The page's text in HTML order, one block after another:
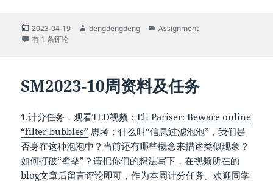
发
布
2023-04-19
作
dengdengdeng
分
Assignment
TED观后感
有 1 条评论
SM2023-10周资料及任务
1.计分任务，观看TED视频：Eli Pariser: Beware online
“filter bubbles” 思考：什么叫“信息过滤泡泡”，我们是
否身在这种泡泡中？当前还有哪些概念来描述类似现象？
如何打破“壁垒”？请把你们的想法写下，在视频所在的
blog文章后留言评论即可，作为本周计分任务。欢迎同学